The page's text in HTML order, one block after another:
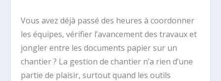
Vous avez déjà passé des heures à coordonner
les équipes, vérifier l’avancement des travaux et
jongler entre les documents papier sur un
chantier ? La gestion de chantier n’a rien d’une
partie de plaisir, surtout quand les outils